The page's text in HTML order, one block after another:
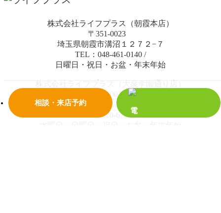
相談・来店予約
株式会社ライフプラス（朝霞本店）
〒351-0023
埼玉県朝霞市溝沼１２７２−７
TEL：048-461-0140 /
日曜日・祝日・お盆・年末年始
〒352-0014
埼玉県新座市栄４丁目２−１７ ハピネス新座 1階
TEL：0120-678-288